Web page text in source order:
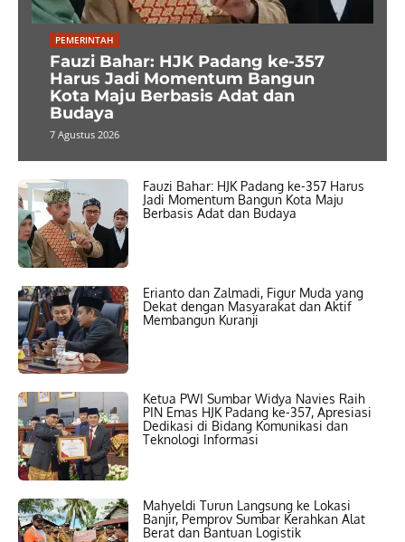
PEMERINTAH
Fauzi Bahar: HJK Padang ke-357
Harus Jadi Momentum Bangun
Kota Maju Berbasis Adat dan
Budaya
7 Agustus 2026
Fauzi Bahar: HJK Padang ke-357 Harus
Jadi Momentum Bangun Kota Maju
Berbasis Adat dan Budaya
Erianto dan Zalmadi, Figur Muda yang
Dekat dengan Masyarakat dan Aktif
Membangun Kuranji
Ketua PWI Sumbar Widya Navies Raih
PIN Emas HJK Padang ke-357, Apresiasi
Dedikasi di Bidang Komunikasi dan
Teknologi Informasi
Mahyeldi Turun Langsung ke Lokasi
Banjir, Pemprov Sumbar Kerahkan Alat
Berat dan Bantuan Logistik